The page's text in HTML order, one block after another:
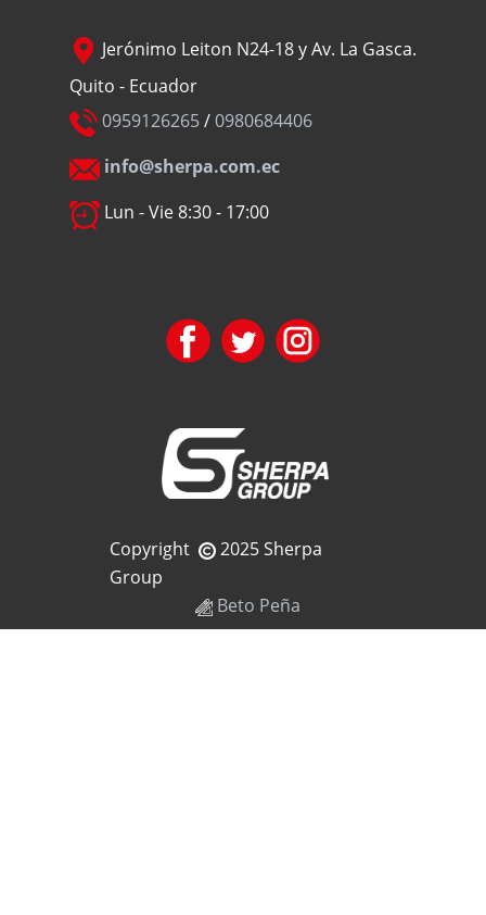
Jerónimo Leiton N24-18 y Av. La Gasca.
Quito - Ecuador
0959126265/0980684406
info@sherpa.com.ec
Lun - Vie 8:30 - 17:00
Copyright
2025 Sherpa
Group
Beto Peña